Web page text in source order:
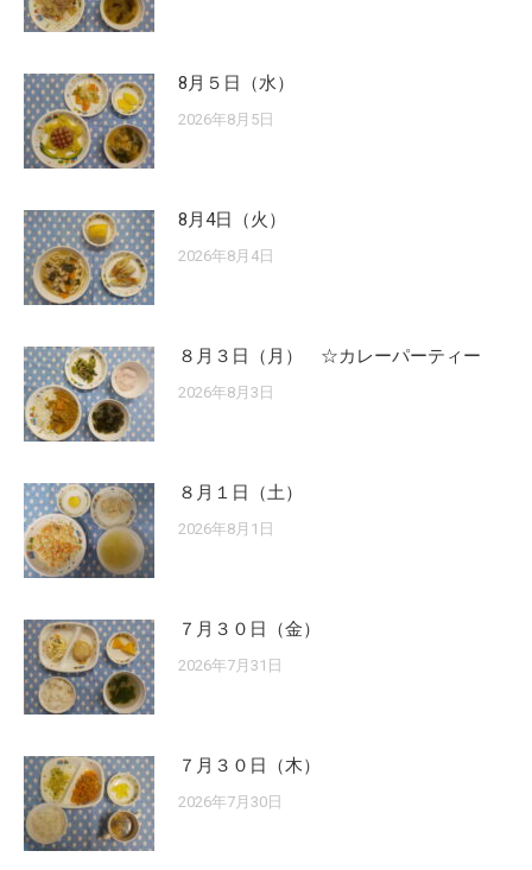
8月５日（水）
2026年8月5日
8月4日（火）
2026年8月4日
８月３日（月） ☆カレーパーティー
2026年8月3日
８月１日（土）
2026年8月1日
７月３０日（金）
2026年7月31日
７月３０日（木）
2026年7月30日